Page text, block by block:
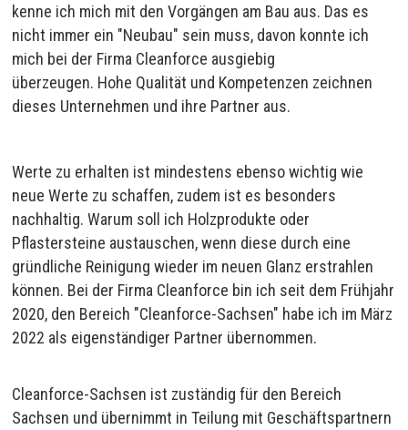
kenne ich mich mit den Vorgängen am Bau aus. Das es
nicht immer ein "Neubau" sein muss, davon konnte ich
mich bei der Firma Cleanforce ausgiebig
überzeugen. Hohe Qualität und Kompetenzen zeichnen
dieses Unternehmen und ihre Partner aus.
Werte zu erhalten ist mindestens ebenso wichtig wie
neue Werte zu schaffen, zudem ist es besonders
nachhaltig. Warum soll ich Holzprodukte oder
Pflastersteine austauschen, wenn diese durch eine
gründliche Reinigung wieder im neuen Glanz erstrahlen
können. Bei der Firma Cleanforce bin ich seit dem Frühjahr
2020, den Bereich "Cleanforce-Sachsen" habe ich im März
2022 als eigenständiger Partner übernommen.
Cleanforce-Sachsen ist zuständig für den Bereich
Sachsen und übernimmt in Teilung mit Geschäftspartnern